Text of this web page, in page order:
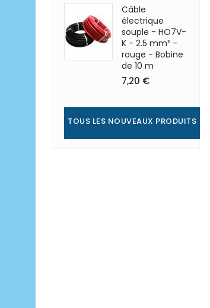
Câble
électrique
souple - HO7V-
K - 2.5 mm² -
rouge - Bobine
de 10 m
7,20 €
TOUS LES NOUVEAUX PRODUITS